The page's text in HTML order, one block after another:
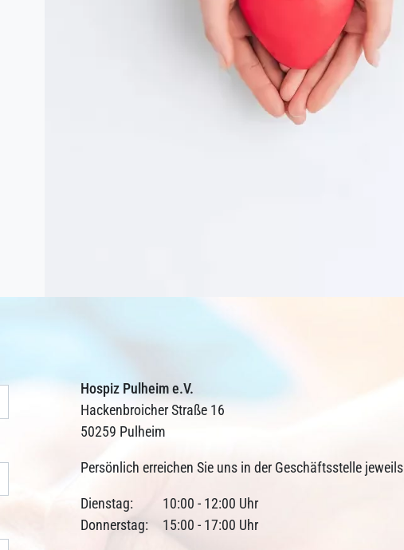
Hospiz Pulheim e.V.
Hackenbroicher Straße 16
50259 Pulheim
Persönlich erreichen Sie uns in der Geschäftsstelle jeweils
Dienstag:
10:00 - 12:00 Uhr
Donnerstag:
15:00 - 17:00 Uhr